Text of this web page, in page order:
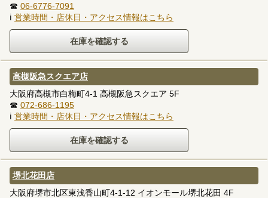
☎ 06-6776-7091
ℹ 営業時間・店休日・アクセス情報はこちら
高槻阪急スクエア店
大阪府高槻市白梅町4-1 高槻阪急スクエア 5F
☎ 072-686-1195
ℹ 営業時間・店休日・アクセス情報はこちら
堺北花田店
大阪府堺市北区東浅香山町4-1-12 イオンモール堺北花田 4F